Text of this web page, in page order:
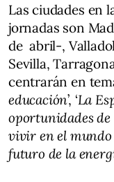
Las ciudades en
jornadas son
de abril-,
Sevilla,
centrarán en
educación’, ‘La
oportunidades de
vivir en el mundo
futuro de la